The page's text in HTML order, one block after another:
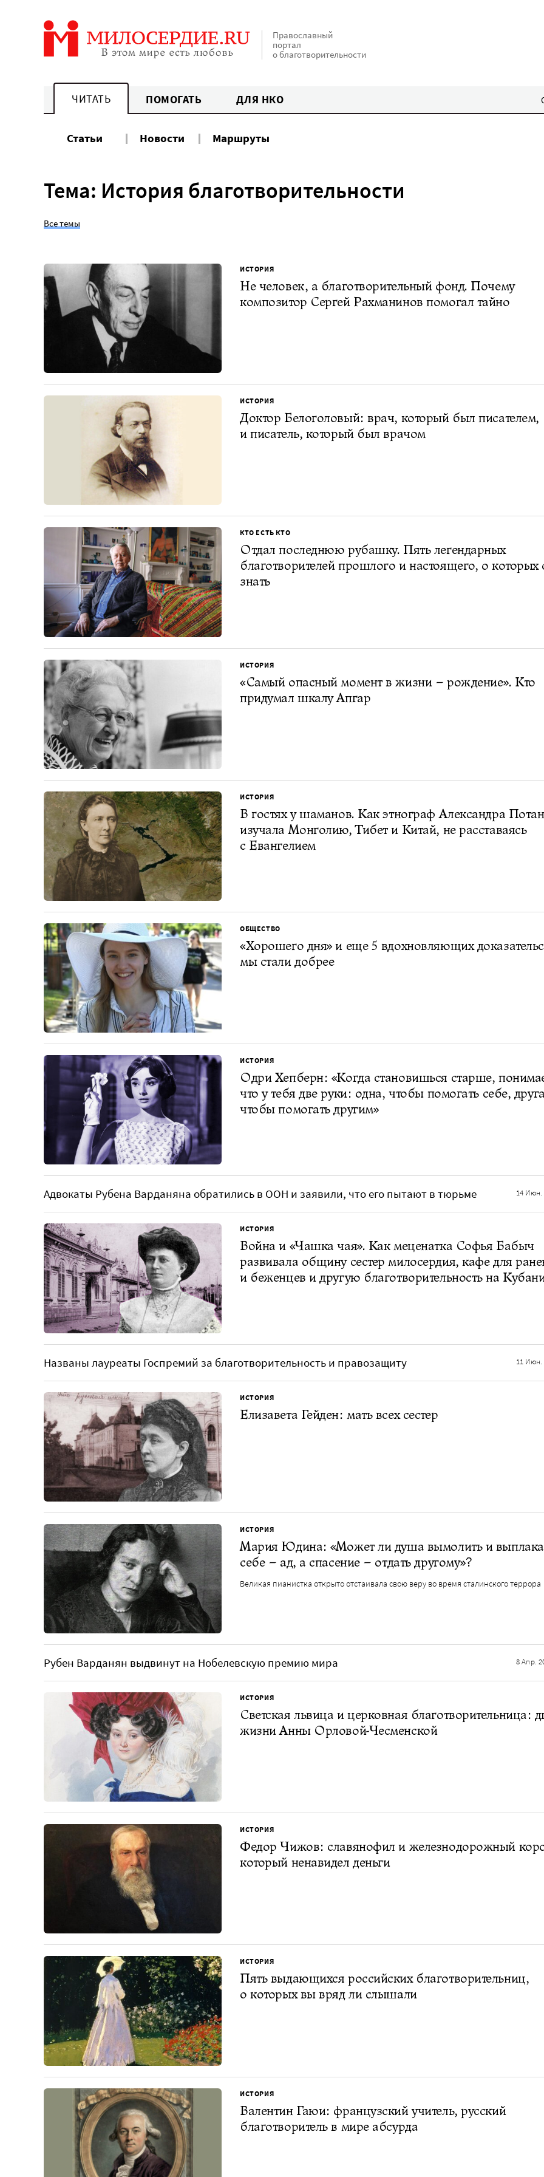
Православный
портал
о благотворительности
ЧИТАТЬ ПОМОГАТЬ ДЛЯ НКО
Статьи Новости Маршруты
Тема: История благотворительности
Все темы
ИСТОРИЯ
Не человек, а благотворительный фонд. Почему
композитор Сергей Рахманинов помогал тайно
ИСТОРИЯ
Доктор Белоголовый: врач, который был писателем,
и писатель, который был врачом
КТО ЕСТЬ КТО
Отдал последнюю рубашку. Пять легендарных
благотворителей прошлого и настоящего, о которых
знать
ИСТОРИЯ
«Самый опасный момент в жизни – рождение». Кто
придумал шкалу Апгар
ИСТОРИЯ
В гостях у шаманов. Как этнограф Александра
изучала Монголию, Тибет и Китай, не расставаясь
с Евангелием
ОБЩЕСТВО
«Хорошего дня» и еще 5 вдохновляющих
мы стали добрее
ИСТОРИЯ
Одри Хепберн: «Когда становишься старше,
что у тебя две руки: одна, чтобы помогать себе,
чтобы помогать другим»
Адвокаты Рубена Варданяна обратились в ООН и заявили, что его пытают в тюрьме 14 Июн.
ИСТОРИЯ
Война и «Чашка чая». Как меценатка Софья Бабыч
развивала общину сестер милосердия, кафе для
и беженцев и другую благотворительность на
Названы лауреаты Госпремий за благотворительность и правозащиту 11 Июн.
ИСТОРИЯ
Елизавета Гейден: мать всех сестер
ИСТОРИЯ
Мария Юдина: «Может ли душа вымолить и
себе – ад, а спасение – отдать другому»?
Великая пианистка открыто отстаивала свою веру во время сталинского террора
Рубен Варданян выдвинут на Нобелевскую премию мира 8 Апр.
ИСТОРИЯ
Светская львица и церковная благотворительница:
жизни Анны Орловой-Чесменской
ИСТОРИЯ
Федор Чижов: славянофил и железнодорожный
который ненавидел деньги
ИСТОРИЯ
Пять выдающихся российских благотворительниц,
о которых вы вряд ли слышали
ИСТОРИЯ
Валентин Гаюи: французский учитель, русский
благотворитель в мире абсурда